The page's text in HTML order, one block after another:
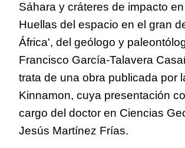
Sáhara y cráteres de impacto
Huellas del espacio en el gran
África', del geólogo y
Francisco García-Talavera
trata de una obra publicada por
Kinnamon, cuya presentación
cargo del doctor en Ciencias
Jesús Martínez Frías.